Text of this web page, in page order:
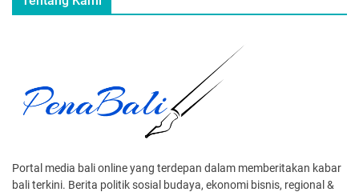
Portal media bali online yang terdepan dalam memberitakan kabar
bali terkini. Berita politik sosial budaya, ekonomi bisnis, regional &